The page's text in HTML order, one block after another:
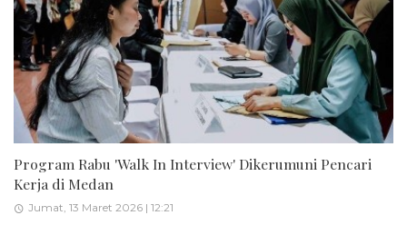
Program Rabu 'Walk In Interview' Dikerumuni Pencari
Kerja di Medan
Jumat, 13 Maret 2026 | 12:21